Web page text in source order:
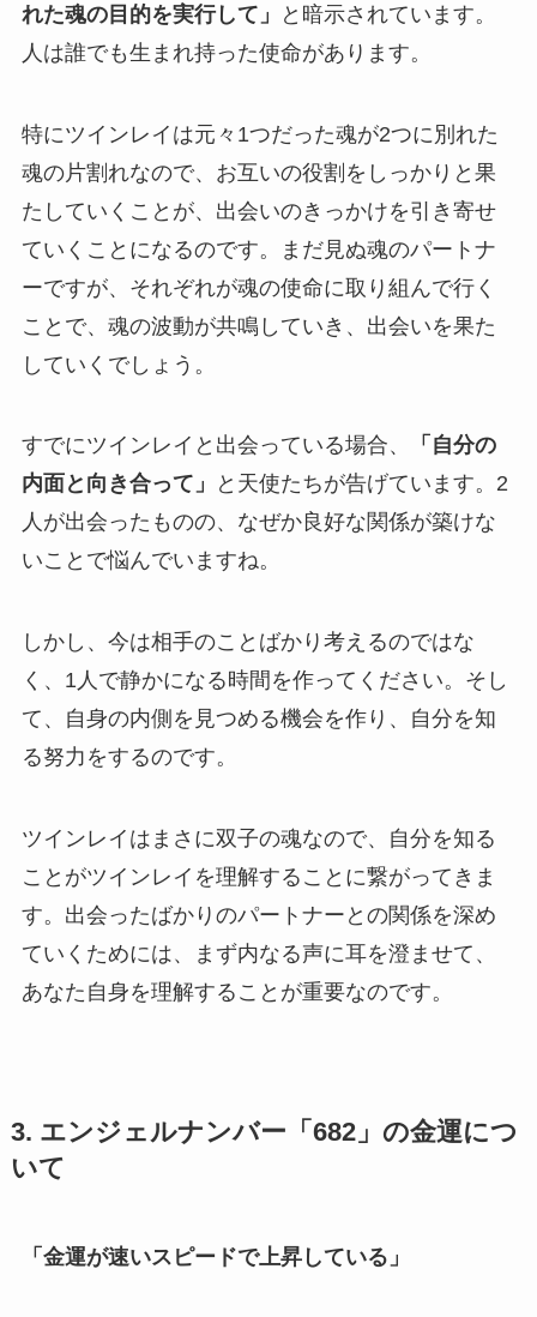
れた魂の目的を実行して」
と暗示されています。
人は誰でも生まれ持った使命があります。
特にツインレイは元々1つだった魂が2つに別れた
魂の片割れなので、お互いの役割をしっかりと果
たしていくことが、出会いのきっかけを引き寄せ
ていくことになるのです。まだ見ぬ魂のパートナ
ーですが、それぞれが魂の使命に取り組んで行く
ことで、魂の波動が共鳴していき、出会いを果た
していくでしょう。
すでにツインレイと出会っている場合、
「自分の
内面と向き合って」
と天使たちが告げています。2
人が出会ったものの、なぜか良好な関係が築けな
いことで悩んでいますね。
しかし、今は相手のことばかり考えるのではな
く、1人で静かになる時間を作ってください。そし
て、自身の内側を見つめる機会を作り、自分を知
る努力をするのです。
ツインレイはまさに双子の魂なので、自分を知る
ことがツインレイを理解することに繋がってきま
す。出会ったばかりのパートナーとの関係を深め
ていくためには、まず内なる声に耳を澄ませて、
あなた自身を理解することが重要なのです。
3. エンジェルナンバー「682」の金運につ
いて
「金運が速いスピードで上昇している」